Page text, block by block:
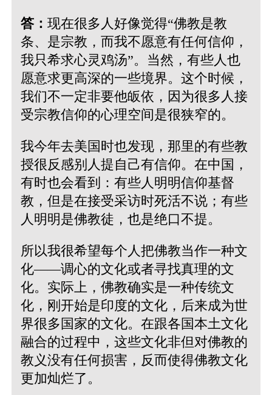
答： 现在很多人好像觉得“佛教是教
条、是宗教，而我不愿意有任何信仰，
我只希求心灵鸡汤”。当然，有些人也
愿意求更高深的一些境界。这个时候，
我们不一定非要他皈依，因为很多人接
受宗教信仰的心理空间是很狭窄的。
我今年去美国时也发现，那里的有些教
授很反感别人提自己有信仰。在中国，
有时也会看到：有些人明明信仰基督
教，但是在接受采访时死活不说；有些
人明明是佛教徒，也是绝口不提。
所以我很希望每个人把佛教当作一种文
化——调心的文化或者寻找真理的文
化。实际上，佛教确实是一种传统文
化，刚开始是印度的文化，后来成为世
界很多国家的文化。在跟各国本土文化
融合的过程中，这些文化非但对佛教的
教义没有任何损害，反而使得佛教文化
更加灿烂了。